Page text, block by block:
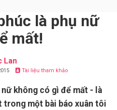
là phụ nữ
mất!
Lan
Tài liệu tham khảo
nữ không có gì để mất - là
trong một bài báo xuân tôi